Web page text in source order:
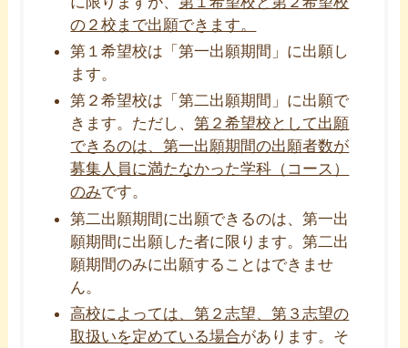
の２校まで出願できます。
第１希望校は「第一出願期間」に出願し
ます。
第２希望校は「第二出願期間」に出願で
きます。ただし、第２希望校として出願
できるのは、第一出願期間の出願者数が
募集人員に満たなかった学科（コース）
のみです。
第二出願期間に出願できるのは、第一出
願期間に出願した者に限ります。第二出
願期間のみに出願することはできませ
ん。
高校によっては、第２志望、第３志望の
取扱いを定めている場合があります。そ